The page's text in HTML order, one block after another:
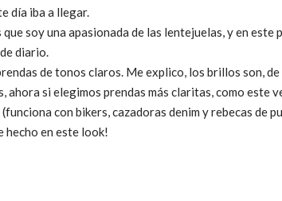
día iba a llegar.
soy una apasionada de las lentejuelas, y en
diario.
de tonos claros. Me explico, los brillos son,
si elegimos prendas más claritas, como este
con bikers, cazadoras denim y rebecas de
hecho en este look!